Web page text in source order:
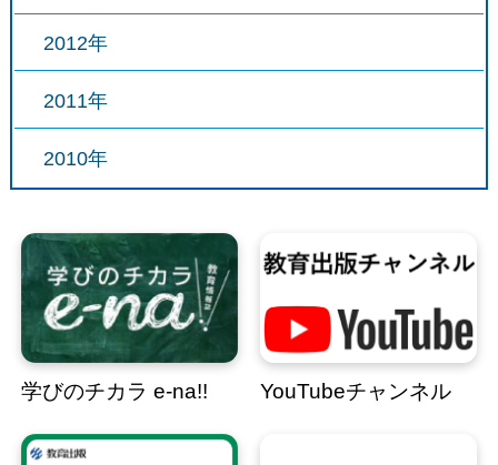
2012年
2011年
2010年
学びのチカラ e-na!! YouTubeチャンネル